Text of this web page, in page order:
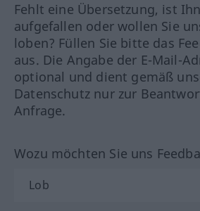
Fehlt eine Übersetzung, ist
aufgefallen oder wollen Sie
loben? Füllen Sie bitte das
aus. Die Angabe der E-Mail-
optional und dient gemäß
Datenschutz nur zur
Anfrage.
Wozu möchten Sie uns